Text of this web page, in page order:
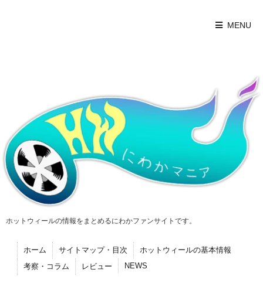
MENU
ホットウィールの情報をまとめるにわかファンサイトです。
ホーム サイトマップ・目次
ホットウィールの基本情報
考察・コラム
レビュー NEWS